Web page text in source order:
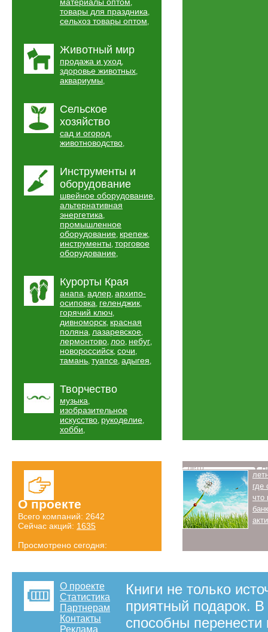
,
товары для праздника,
сельхоз товары оптом,
Животный мир
продажа и уход,
здоровье животных,
аквариумы,
Сельское
хозяйство
сад и огород,
животноводство,
Инструменты и
оборудование
швейное оборудование,
альтернативная
энергетика,
промышленное
оборудование, крепеж,
инструменты, торговое
оборудование,
Курорты Края
анапа, адлер, архипо-
осиповка, геленджик,
горячий ключ,
дивноморск, красная
поляна, лазаревское,
лермонтово, лоо, небуг,
новороссийск, сочи,
тамань, туапсе, адыгея,
Творчество
музыка,
изобразительное
искусство, рукоделие,
хобби,
О проекте
Всего компаний: 2642
Сейчас акций: 1635
Просмотрено сегодня:
Лето
где
что
О проекте
Статистика
Партнерам
Контакты
Реклама
Книги не только
приятный подарок.
способны